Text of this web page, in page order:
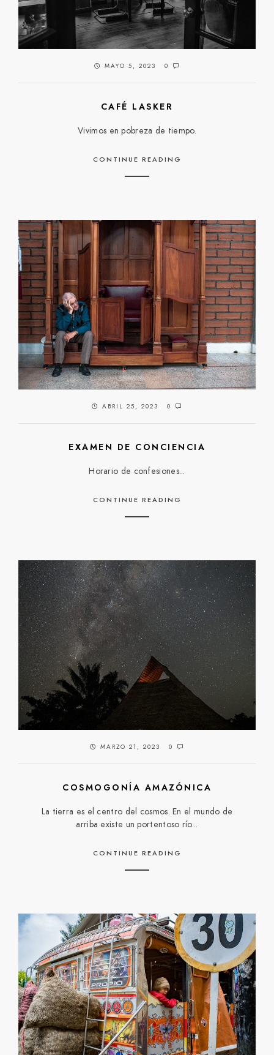
MAYO 5, 2023 0
CAFÉ LASKER
Vivimos en pobreza de tiempo.
CONTINUE READING
ABRIL 25, 2023 0
EXAMEN DE CONCIENCIA
Horario de confesiones...
CONTINUE READING
MARZO 21, 2023 0
COSMOGONÍA AMAZÓNICA
La tierra es el centro del cosmos. En el mundo de
arriba existe un portentoso río...
CONTINUE READING